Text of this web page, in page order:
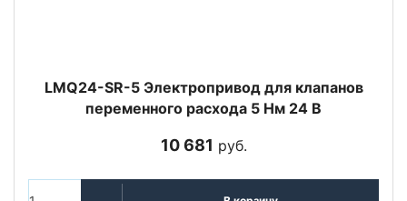
LMQ24-SR-5 Электропривод для клапанов
переменного расхода 5 Нм 24 В
10 681 руб.